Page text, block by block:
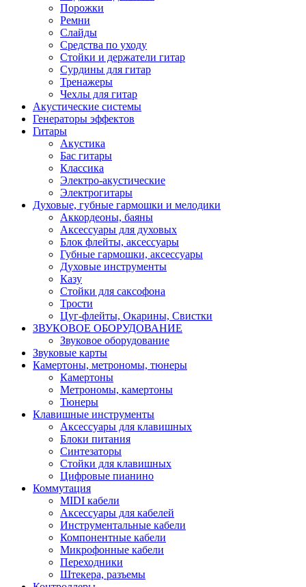
Порожки
Ремни
Слайды
Средства по уходу
Стойки и держатели гитар
Сурдины для гитар
Тренажеры
Чехлы для гитар
Акустические системы
Генераторы эффектов
Гитары
Акустика
Бас гитары
Классика
Электро-акустические
Электрогитары
Духовые, губные гармошки и мелодики
Аккордеоны, баяны
Аксессуары для духовых
Блок флейты, аксессуары
Губные гармошки, аксессуары
Духовые инструменты
Казу
Стойки для саксофона
Трости
Цуг-флейты, Окарины, Свистки
ЗВУКОВОЕ ОБОРУДОВАНИЕ
Звуковое оборудование
Звуковые карты
Камертоны, метрономы, тюнеры
Камертоны
Метрономы, камертоны
Тюнеры
Клавишные инструменты
Аксессуары для клавишных
Блоки питания
Синтезаторы
Стойки для клавишных
Цифровые пианино
Коммутация
MIDI кабели
Аксессуары для кабелей
Инструментальные кабели
Компонентные кабели
Микрофонные кабели
Переходники
Штекера, разъемы